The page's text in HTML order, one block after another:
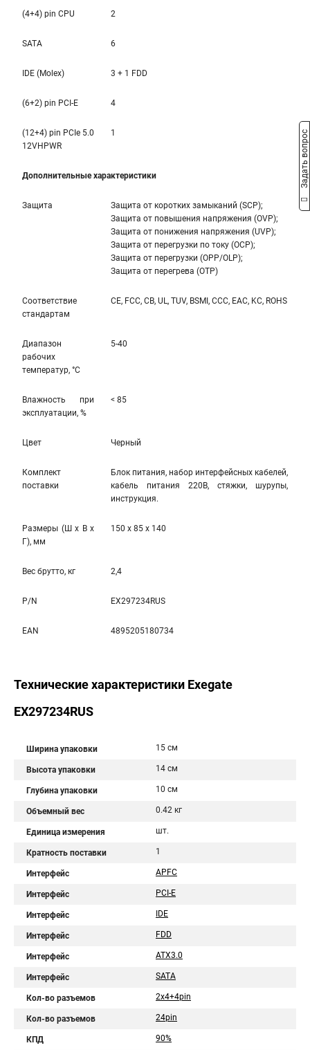
(4+4) pin CPU 2
SATA 6
IDE (Molex) 3 + 1 FDD
(6+2) pin PCI-E 4
(12+4) pin PCIe 5.0
12VHPWR
1
Дополнительные характеристики
Защита
Защита от коротких замыканий (SCP);
Защита от повышения напряжения (OVP);
Защита от понижения напряжения (UVP);
Защита от перегрузки по току (OCP);
Защита от перегрузки (OPP/OLP);
Защита от перегрева (OTP)
Соответствие
стандартам
CE, FCC, CB, UL, TUV, BSMI, CCC, EAC, KC, ROHS
Диапазон
рабочих
температур, °С
5-40
Влажность при
эксплуатации, %
< 85
Цвет Черный
Комплект
поставки
Блок питания, набор интерфейсных кабелей,
кабель питания 220В, стяжки, шурупы,
инструкция.
Размеры (Ш x В x
Г), мм
150 x 85 x 140
Вес брутто, кг 2,4
P/N EX297234RUS
EAN 4895205180734
Технические характеристики Exegate
EX297234RUS
Ширина упаковки 15 см
Высота упаковки 14 см
Глубина упаковки 10 см
Объемный вес 0.42 кг
Единица измерения шт.
Кратность поставки 1
Интерфейс APFC
Интерфейс PCI-E
Интерфейс IDE
Интерфейс FDD
Интерфейс ATX3.0
Интерфейс SATA
Кол-во разъемов 2x4+4pin
Кол-во разъемов 24pin
КПД 90%
Задать вопрос